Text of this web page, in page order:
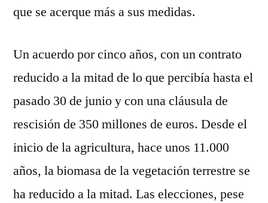
que se acerque más a sus medidas.
Un acuerdo por cinco años, con un contrato
reducido a la mitad de lo que percibía hasta el
pasado 30 de junio y con una cláusula de
rescisión de 350 millones de euros. Desde el
inicio de la agricultura, hace unos 11.000
años, la biomasa de la vegetación terrestre se
ha reducido a la mitad. Las elecciones, pese